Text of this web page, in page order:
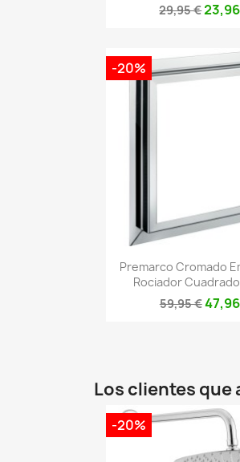
29,95 €
Vista
Premarco Cromado
Rociador
59,95 €
-20%
Los clientes
-20%